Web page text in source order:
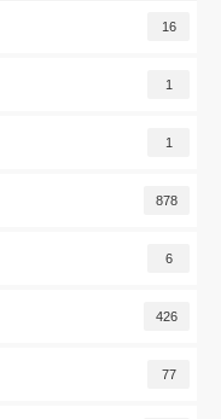
16
1
1
878
6
426
77